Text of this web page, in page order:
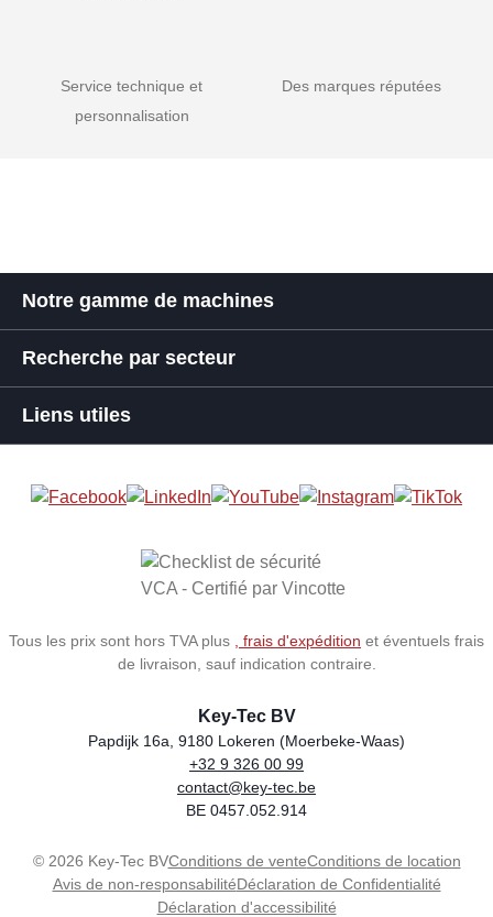
Service technique et
personnalisation
Des marques réputées
Notre gamme de machines
Recherche par secteur
Liens utiles
Tous les prix sont hors TVA plus , frais d'expédition et éventuels frais
de livraison, sauf indication contraire.
Store name
Key-Tec BV
Address
Papdijk 16a, 9180 Lokeren (Moerbeke-Waas)
Phone
+32 9 326 00 99
Email
contact@key-tec.be
VAT number
BE 0457.052.914
© 2026 Key-Tec BVConditions de venteConditions de location
Avis de non-responsabilitéDéclaration de Confidentialité
Déclaration d'accessibilité